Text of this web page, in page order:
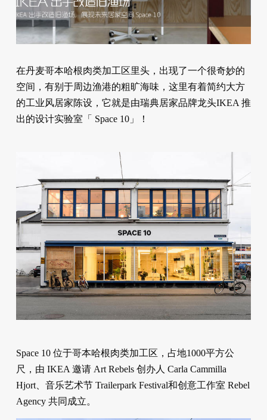
在丹麦哥本哈根肉类加工区里头，出现了一个很奇妙的
空间，有别于周边渔港的粗旷海味，这里有着简约大方
的工业风居家陈设，它就是由瑞典居家品牌龙头IKEA 推
出的设计实验室「 Space 10」！
Space 10 位于哥本哈根肉类加工区，占地1000平方公
尺，由 IKEA 邀请 Art Rebels 创办人 Carla Cammilla
Hjort、音乐艺术节 Trailerpark Festival和创意工作室 Rebel
Agency 共同成立。